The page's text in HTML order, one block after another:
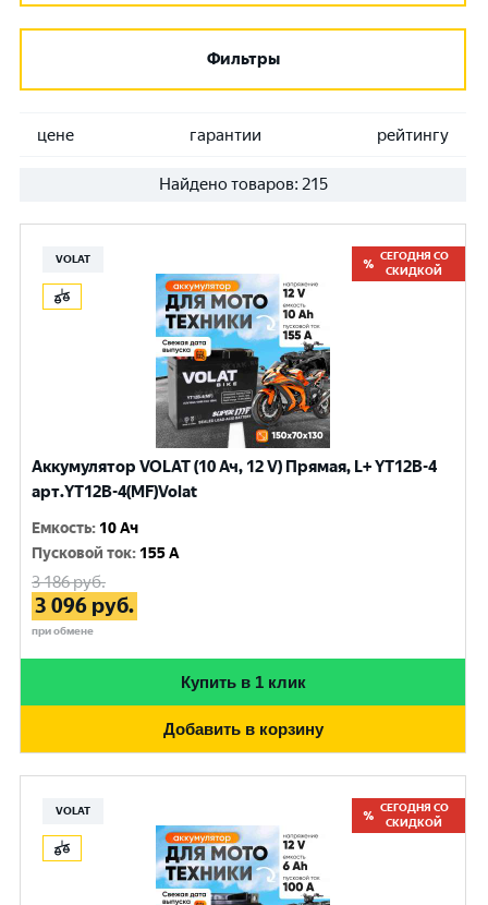
Фильтры
цене гарантии рейтингу
Найдено товаров: 215
VOLAT
СЕГОДНЯ СО
СКИДКОЙ
Аккумулятор VOLAT (10 Ач, 12 V) Прямая, L+ YT12B-4
арт.YT12B-4(MF)Volat
Емкость: 10 Ач
Пусковой ток: 155 A
3 186руб.
3 096 руб.
при обмене
Купить в 1 клик
Добавить в корзину
VOLAT
СЕГОДНЯ СО
СКИДКОЙ